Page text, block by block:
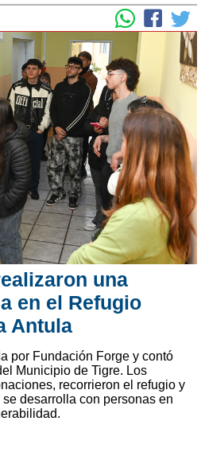
una
en el Refugio
Antula
por Fundación Forge y contó
Municipio de Tigre. Los
recorrieron el refugio y
desarrolla con personas en